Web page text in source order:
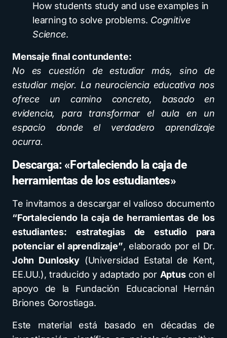
How students study and use examples in
learning to solve problems. Cognitive
Science.
Mensaje final contundente:
No es cuestión de estudiar más, sino de
estudiar mejor. La neurociencia educativa nos
ofrece un camino concreto, basado en
evidencia, para transformar el aula en un
espacio donde el verdadero aprendizaje
ocurra.
Descarga: «Fortaleciendo la caja de
herramientas de los estudiantes»
Te invitamos a descargar el valioso documento
“Fortaleciendo la caja de herramientas de los
estudiantes: estrategias de estudio para
potenciar el aprendizaje”, elaborado por el Dr.
John Dunlosky(Universidad Estatal de Kent,
EE.UU.), traducido y adaptado por Aptuscon el
apoyo de la Fundación Educacional Hernán
Briones Gorostiaga.
Este material está basado en décadas de